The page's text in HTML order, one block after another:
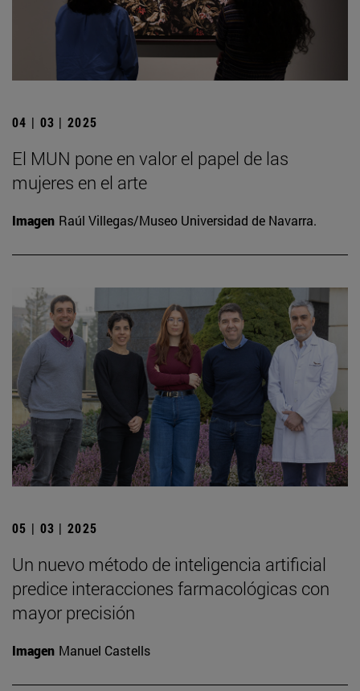
04 | 03 | 2025
El MUN pone en valor el papel de las
mujeres en el arte
Imagen Raúl Villegas/Museo Universidad de Navarra.
05 | 03 | 2025
Un nuevo método de inteligencia artificial
predice interacciones farmacológicas con
mayor precisión
Imagen Manuel Castells